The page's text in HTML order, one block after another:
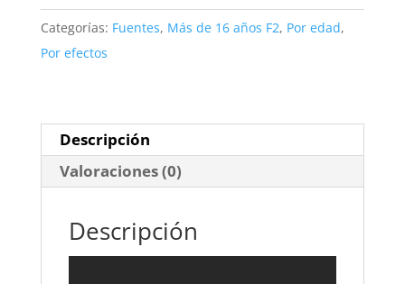
Sirena
cantidad
Categorías: Fuentes, Más de 16 años F2, Por edad,
Por efectos
Descripción
Valoraciones (0)
Descripción